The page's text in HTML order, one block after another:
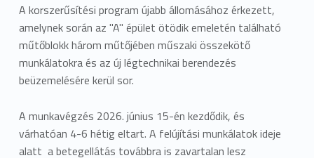
A korszerűsítési program újabb állomásához érkezett,
amelynek során az "A" épület ötödik emeletén található
műtőblokk három műtőjében műszaki összekötő
munkálatokra és az új légtechnikai berendezés
beüzemelésére kerül sor.
A munkavégzés 2026. június 15-én kezdődik, és
várhatóan 4-6 hétig eltart. A felújítási munkálatok ideje
alatt a betegellátás továbbra is zavartalan lesz